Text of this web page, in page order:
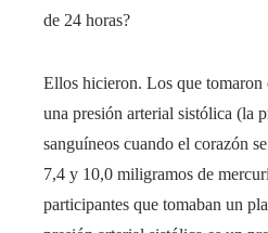
de 24 horas?
Ellos hicieron. Los que tomaron
una presión arterial sistólica (la
sanguíneos cuando el corazón
7,4 y 10,0 miligramos de
participantes que tomaban un